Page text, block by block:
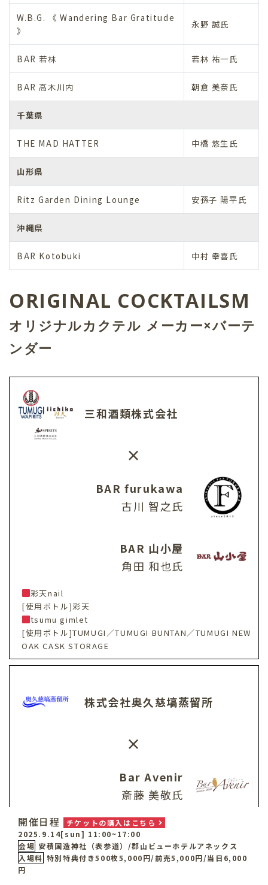
W.B.G. 《 Wandering Bar Gratitude
》
永野 誠氏
BAR 若林 若林 祐一氏
BAR 高木川内 朝倉 美奈氏
千葉県
THE MAD HATTER 中橋 悠生氏
山形県
Ritz Garden Dining Lounge 安孫子 陽平氏
沖縄県
BAR Kotobuki 中村 幸喜氏
ORIGINAL COCKTAILSM
オリジナルカクテル メーカー×バーテ
ンダー
三和酒類株式会社
×
BAR furukawa
古川 智之氏
BAR 山小屋
角田 和也氏
彩天nail
[使用ボトル]彩天
tsumu gimlet
[使用ボトル]TUMUGI／TUMUGI BUNTAN／TUMUGI NEW
OAK CASK STORAGE
株式会社奥久慈塙蒸留所
×
Bar Avenir
斎藤 美敬氏
the bar cozy
金田 幸治氏
開催日程
チケットの購入はこちら
2025.9.14[sun] 11:00~17:00
会場 安積国造神社（表参道）/郡山ビューホテルアネックス
入場料 特別特典付き500枚5,000円/前売5,000円/当日6,000
円